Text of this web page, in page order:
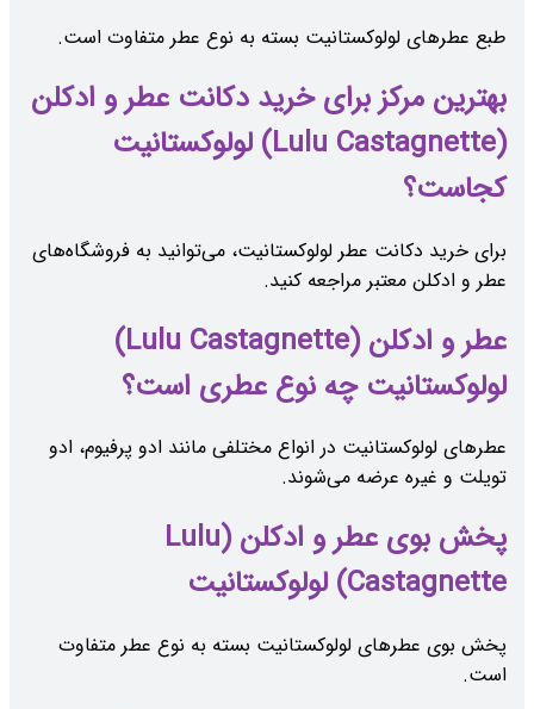
طبع عطرهای لولوکستانیت بسته به نوع عطر متفاوت است.
بهترین مرکز برای خرید دکانت عطر و ادکلن
(Lulu Castagnette) لولوکستانیت
کجاست؟
برای خرید دکانت عطر لولوکستانیت، می‌توانید به فروشگاه‌های
عطر و ادکلن معتبر مراجعه کنید.
عطر و ادکلن (Lulu Castagnette)
لولوکستانیت چه نوع عطری است؟
عطرهای لولوکستانیت در انواع مختلفی مانند ادو پرفیوم، ادو
تویلت و غیره عرضه می‌شوند.
پخش بوی عطر و ادکلن (Lulu
Castagnette) لولوکستانیت
پخش بوی عطرهای لولوکستانیت بسته به نوع عطر متفاوت
است.